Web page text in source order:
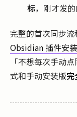
标，刚才发
完整的首次同步
Obsidian 插件安
「不想每次手动
式和手动安装版完